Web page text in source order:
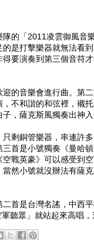
的「2011凌雲御風音
是打擊樂器就無法看
要演奏到第三個音符
的音樂會進行曲。第
，不和諧的和弦裡，襯
，薩克斯風獨奏出神
剩銅管樂器，串連許
首是小號獨奏《曼哈
戰英豪》可以感受到
然小號就沒辦法有薩
首是台灣名謠，中西
聽眾」就站起來高唱